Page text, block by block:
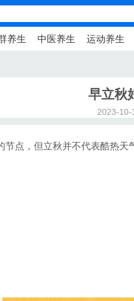
养生 中医养生 运动养生
早立秋
2023-
点，但立秋并不代表酷热